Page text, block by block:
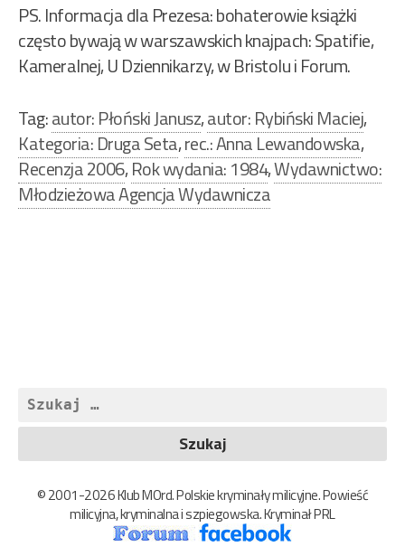
PS. Informacja dla Prezesa: bohaterowie książki
często bywają w warszawskich knajpach: Spatifie,
Kameralnej, U Dziennikarzy, w Bristolu i Forum.
Tag:autor: Płoński Janusz,autor: Rybiński Maciej,
Kategoria: Druga Seta,rec.: Anna Lewandowska,
Recenzja 2006,Rok wydania: 1984,Wydawnictwo:
Młodzieżowa Agencja Wydawnicza
Szukaj:
© 2001-2026 Klub MOrd. Polskie kryminały milicyjne. Powieść
milicyjna, kryminalna i szpiegowska. Kryminał PRL